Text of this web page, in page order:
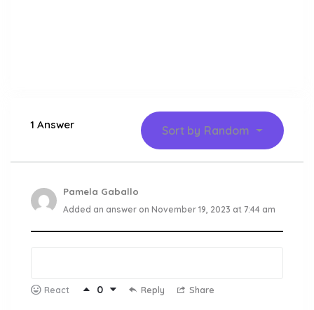
1 Answer Sort by Random
Pamela Gaballo
Added an answer on November 19, 2023 at 7:44 am
React 0 Reply Share